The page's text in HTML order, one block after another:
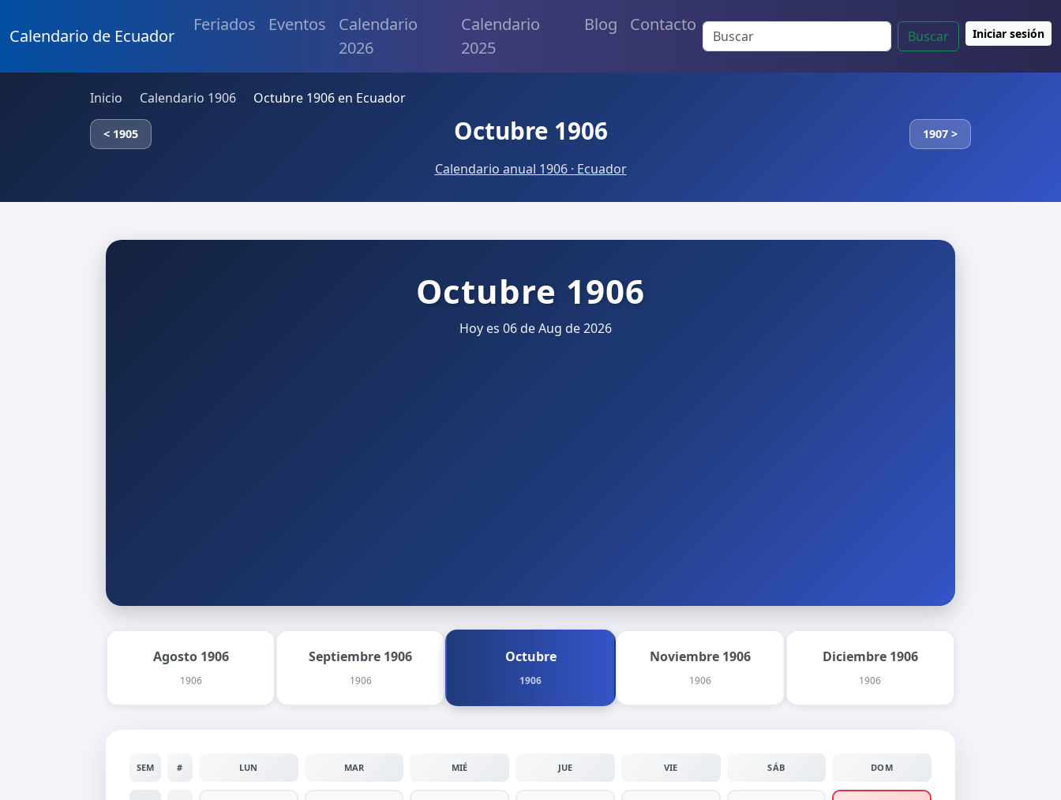
Calendario de Ecuador
Feriados Eventos
Calendario
2026
Calendario
2025
Blog Contacto
Buscar Iniciar sesión
Inicio Calendario 1906 Octubre 1906 en Ecuador
< 1905 Octubre 1906 1907 >
Calendario anual 1906 · Ecuador
Octubre 1906
Hoy es 06 de Aug de 2026
Agosto 1906
1906
Septiembre 1906
1906
Octubre
1906
Noviembre 1906
1906
Diciembre 1906
1906
SEM # LUN MAR MIÉ JUE VIE SÁB DOM